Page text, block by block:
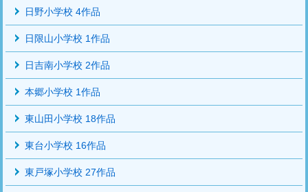
日野小学校 4作品
日限山小学校 1作品
日吉南小学校 2作品
本郷小学校 1作品
東山田小学校 18作品
東台小学校 16作品
東戸塚小学校 27作品